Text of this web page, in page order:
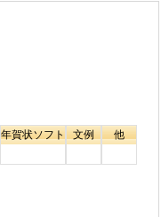
年賀状ソフト 文例 他